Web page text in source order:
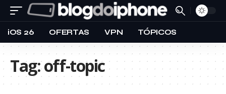
iOS 26 OFERTAS VPN TÓPICOS
Tag:off-topic